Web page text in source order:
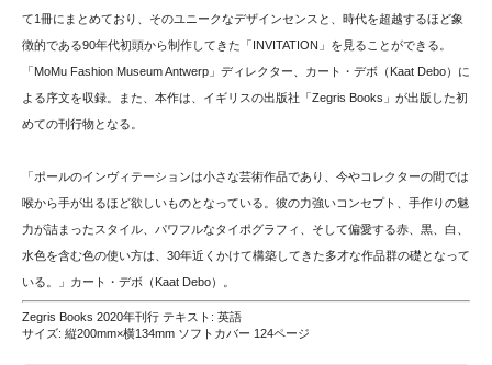
て1冊にまとめており、そのユニークなデザインセンスと、時代を超越するほど象
徴的である90年代初頭から制作してきた「INVITATION」を見ることができる。
「MoMu Fashion Museum Antwerp」ディレクター、カート・デボ（Kaat Debo）に
よる序文を収録。また、本作は、イギリスの出版社「Zegris Books」が出版した初
めての刊行物となる。
「ポールのインヴィテーションは小さな芸術作品であり、今やコレクターの間では
喉から手が出るほど欲しいものとなっている。彼の力強いコンセプト、手作りの魅
力が詰まったスタイル、パワフルなタイポグラフィ、そして偏愛する赤、黒、白、
水色を含む色の使い方は、30年近くかけて構築してきた多才な作品群の礎となって
いる。」カート・デボ（Kaat Debo）。
Zegris Books 2020年刊行 テキスト: 英語
サイズ: 縦200mm×横134mm ソフトカバー 124ページ